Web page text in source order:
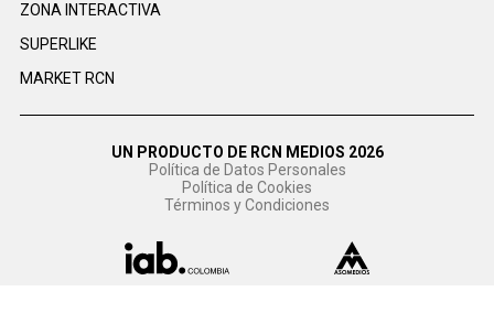
ZONA INTERACTIVA
SUPERLIKE
MARKET RCN
UN PRODUCTO DE RCN MEDIOS 2026
Política de Datos Personales
Política de Cookies
Términos y Condiciones